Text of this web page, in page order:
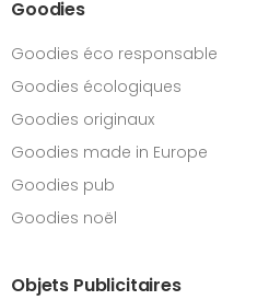
Goodies
Goodies éco responsable
Goodies écologiques
Goodies originaux
Goodies made in Europe
Goodies pub
Goodies noël
Objets Publicitaires